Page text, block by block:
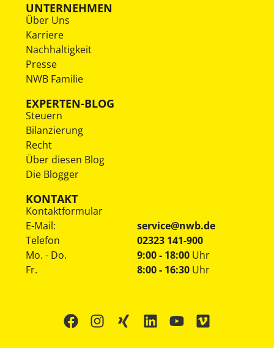
UNTERNEHMEN
Über Uns
Karriere
Nachhaltigkeit
Presse
NWB Familie
EXPERTEN-BLOG
Steuern
Bilanzierung
Recht
Über diesen Blog
Die Blogger
KONTAKT
Kontaktformular
E-Mail:
service@nwb.de
Telefon
02323 141-900
Mo. - Do.
Fr.
9:00 - 18:00 Uhr
8:00 - 16:30 Uhr